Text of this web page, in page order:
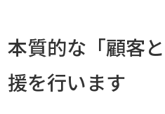
本質的な「顧客
援を行います